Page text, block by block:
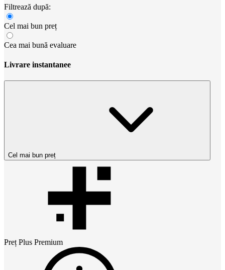
Filtrează după:
Cel mai bun preț
Cea mai bună evaluare
Livrare instantanee
Cel mai bun preț
Preț Plus Premium